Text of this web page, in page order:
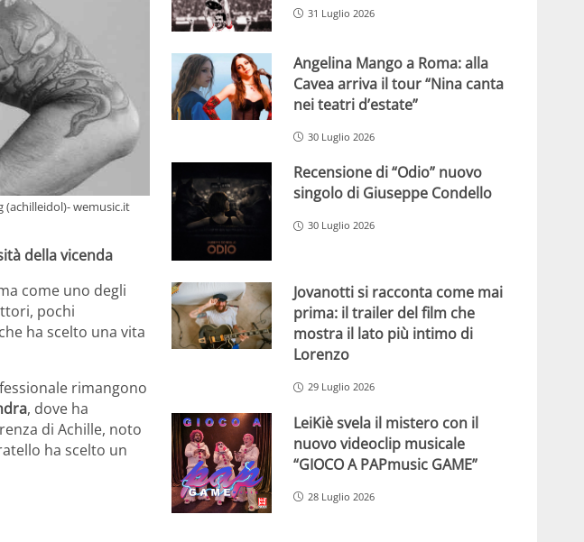
(achilleidol)- wemusic.it
della vicenda
come uno degli
pochi
ha scelto una vita
rimangono
, dove ha
di Achille, noto
ha scelto un
31 Luglio 2026
Angelina Mango a Roma: alla
Cavea arriva il tour “Nina canta
nei teatri d’estate”
30 Luglio 2026
Recensione di “Odio” nuovo
singolo di Giuseppe Condello
30 Luglio 2026
Jovanotti si racconta come mai
prima: il trailer del film che
mostra il lato più intimo di
Lorenzo
29 Luglio 2026
LeiKiè svela il mistero con il
nuovo videoclip musicale
“GIOCO A PAPmusic GAME”
28 Luglio 2026